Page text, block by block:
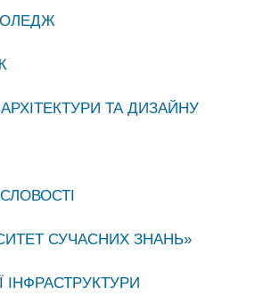
ТА ДИЗАЙНУ
СУЧАСНИХ ЗНАНЬ»